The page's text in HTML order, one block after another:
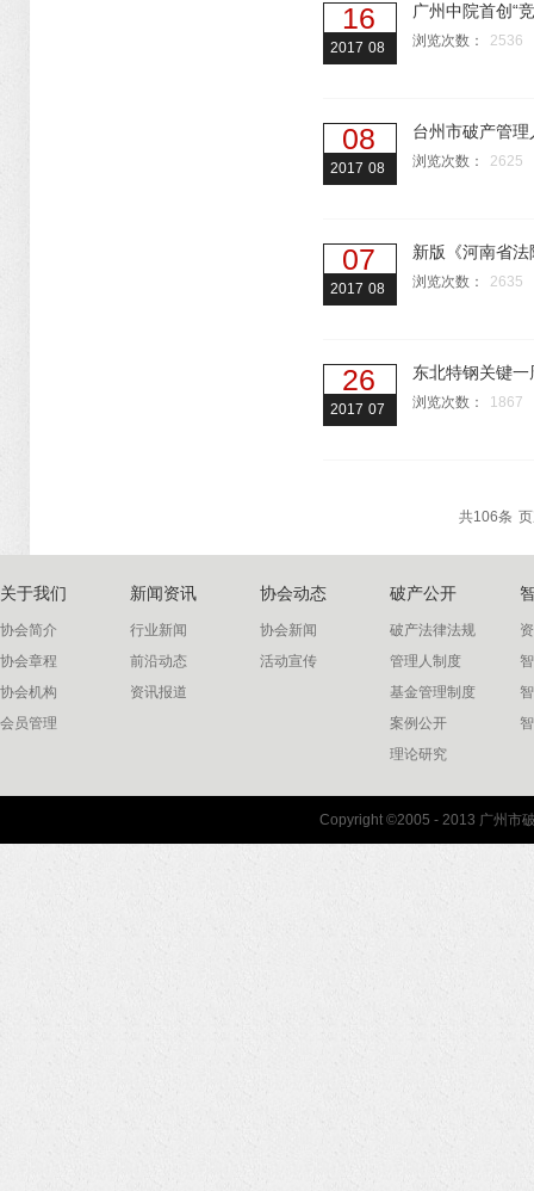
广州中院首创“
2017 08
16
浏览次数： 2536
台州市破产管
2017 08
08
浏览次数： 2625
新版《河南省
2017 08
07
浏览次数： 2635
东北特钢关键
2017 07
26
浏览次数： 1867
共106条
关于我们
协会简介
协会章程
协会机构
会员管理
新闻资讯
行业新闻
前沿动态
资讯报道
协会动态
协会新闻
活动宣传
破产公开
破产法律法规
管理人制度
基金管理制度
案例公开
理论研究
联系我们
Copyright ©2005 - 2013 广州市